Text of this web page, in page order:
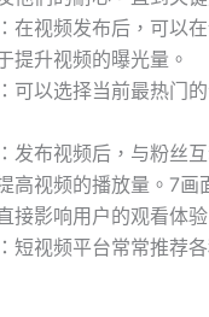
在视频发布后，可以
提升视频的曝光量。
可以选择当前最热门
发布视频后，与粉丝
高视频的播放量。7
接影响用户的观看体验
短视频平台常常推荐